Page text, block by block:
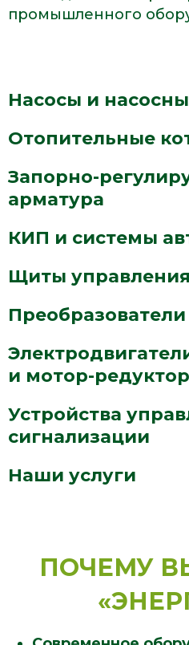
промышленного
Насосы и
Отопительные
Запорно-
арматура
КИП и системы
Щиты управления
и мотор-
Устройства
сигнализации
Наши услуги
ПОЧЕМУ